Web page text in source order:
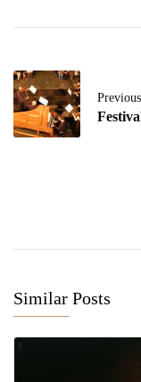
Previous
Similar Posts